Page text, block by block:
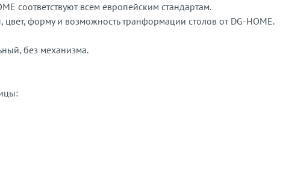
соответствуют всем европейским стандартам.
цвет, форму и возможность транформации столов от DG-HOME.
без механизма.